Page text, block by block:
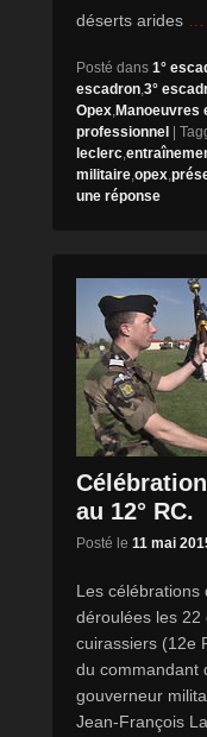
déserts arides
Posté dans 1°
escadron,3°
Opex,Manoeuvres
professionnel
leclerc,
militaire,opex,
une réponse
au 12° RC.
Posté le 11 mai
Les célébrations
déroulées les 22
cuirassiers (12e
du commandant
gouverneur
Jean-François